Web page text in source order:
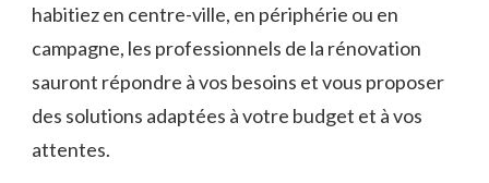
habitiez en centre-ville, en périphérie ou en
campagne, les professionnels de la rénovation
sauront répondre à vos besoins et vous proposer
des solutions adaptées à votre budget et à vos
attentes.